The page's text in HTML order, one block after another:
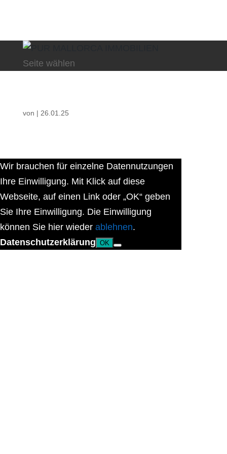
Seite wählen
von | 26.01.25
Wir brauchen für einzelne Datennutzungen
Ihre Einwilligung. Mit Klick auf diese
Webseite, auf einen Link oder „OK“ geben
Sie Ihre Einwilligung. Die Einwilligung
können Sie hier wieder ablehnen.
Datenschutzerklärung OK